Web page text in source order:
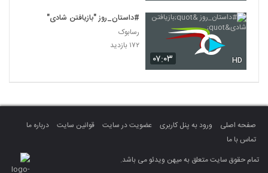
۰۷:۰۳ HD
#داستان_روز "بازیافتن شادی"
رسابوک
۱۷۲ بازدید
صفحه اصلی ورود به پنل کاربری عضویت در سایت قوانین سایت
درباره ما
تماس با ما
تمام حقوق سایت متعلق به میهن ویدئو می باشد.